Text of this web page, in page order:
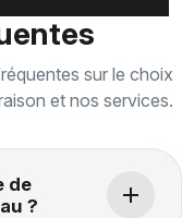
sur le choix
et nos services.
de
?